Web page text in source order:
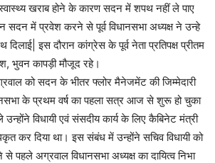
खराब होने के कारण सदन में शपथ नहीं ले पाए
में प्रवेश करने से पूर्व विधानसभा अध्यक्ष ने उन्हे
इस दौरान कांग्रेस के पूर्व नेता प्रतिपक्ष प्रीतम
भुवन कापड़ी मौजूद रहे।
को सदन के भीतर फ्लोर मैनेजमेंट की जिम्मेदारी
के प्रथम वर्ष का पहला सत्र आज से शुरू हो चुका
विधायी एवं संसदीय कार्य के लिए कैबिनेट मंत्री
कर दिया था। इस संबंध में उन्होंने सचिव विधायी को
पहले अग्रवाल विधानसभा अध्यक्ष का दायित्व निभा